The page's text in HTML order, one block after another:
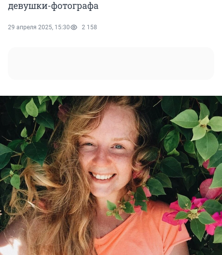
девушки-фотографа
29 апреля 2025, 15:30 2 158